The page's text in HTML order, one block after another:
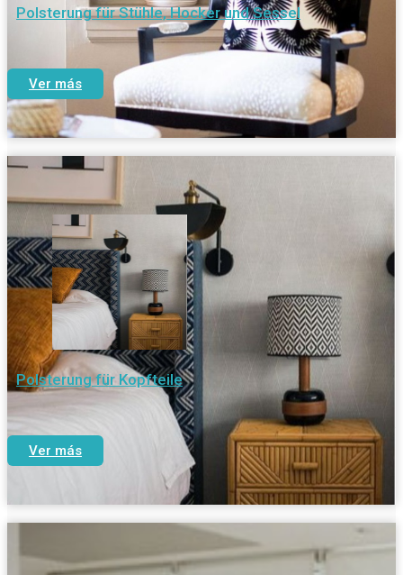
Polsterung für Stühle, Hocker und Sessel
Ver más
Polsterung für Kopfteile
Ver más